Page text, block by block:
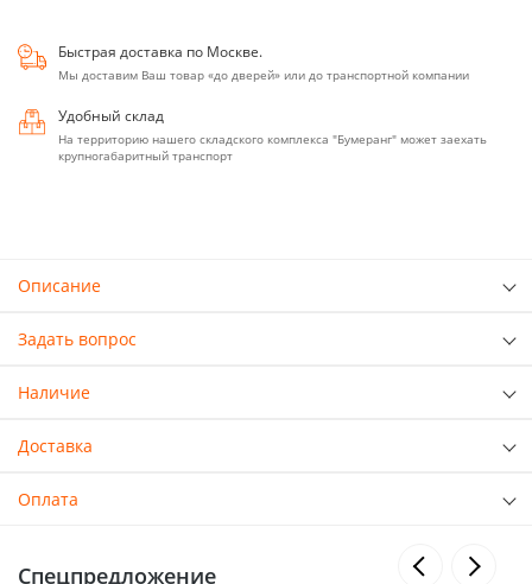
Быстрая доставка по Москве.
Мы доставим Ваш товар «до дверей» или до транспортной компании
Удобный склад
На территорию нашего складского комплекса "Бумеранг" может заехать
крупногабаритный транспорт
Описание
Задать вопрос
Наличие
Доставка
Оплата
Спецпредложение